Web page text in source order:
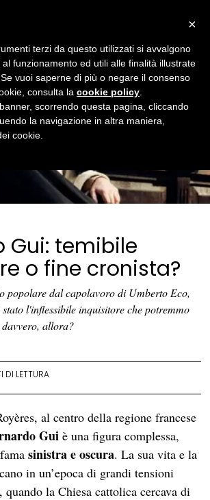
Gui: temibile
o fine cronista?
popolare dal capolavoro di Umberto Eco,
l'inflessibile inquisitore che potremmo
allora?
DI LETTURA
al centro della regione francese
Gui è una figura complessa,
famasinistra e oscura. La sua vita e la
in un’epoca di grandi tensioni
la Chiesa cattolica cercava di
×
terzi da questo utilizzati si avvalgono
funzionamento ed utili alle finalità illustrate
vuoi saperne di più o negare il consenso
consulta la cookie policy
scorrendo questa pagina, cliccando
la navigazione in altra maniera,
cookie.